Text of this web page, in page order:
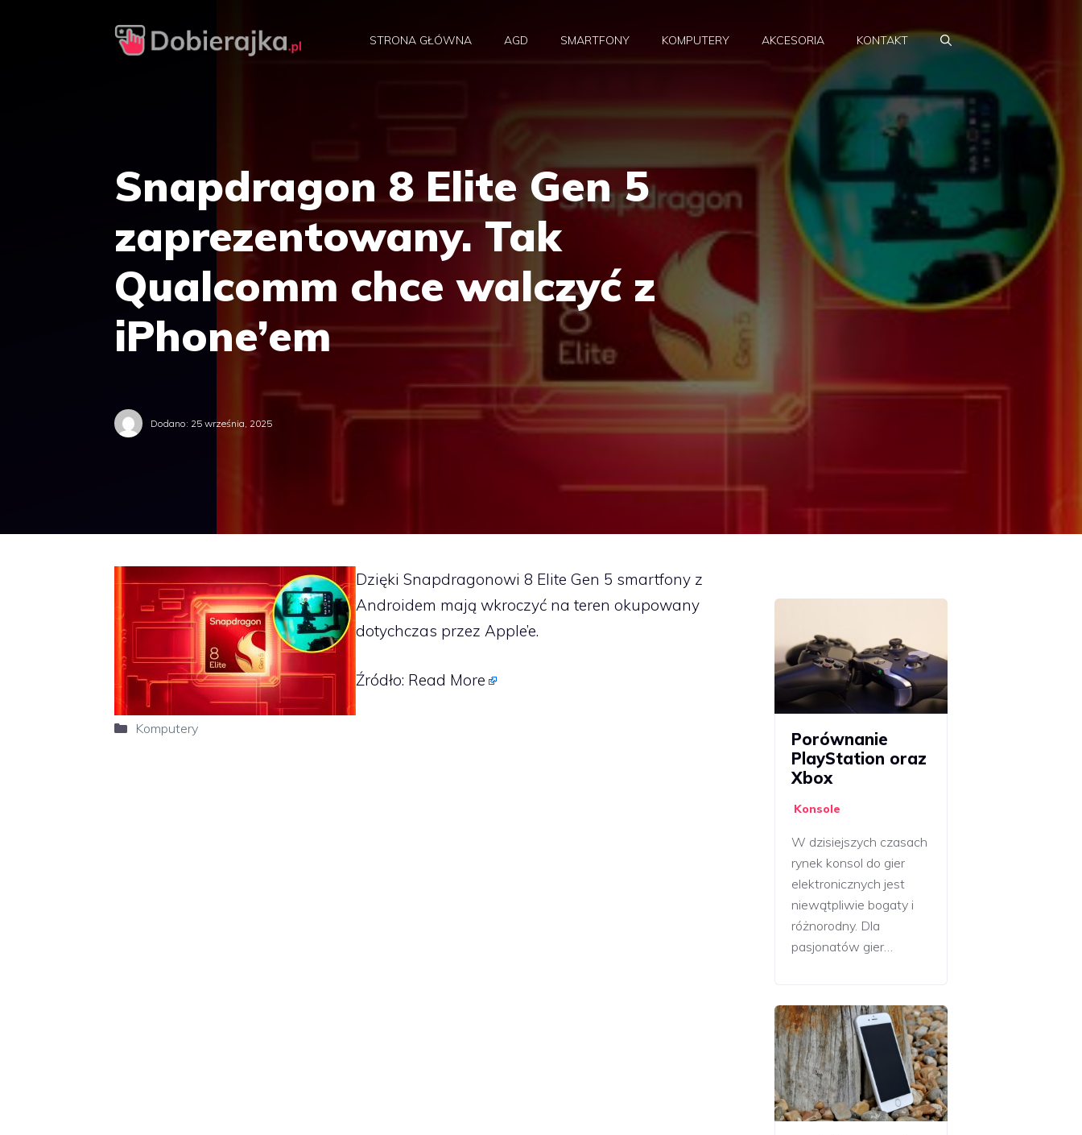
STRONA GŁÓWNA AGD SMARTFONY KOMPUTERY AKCESORIA KONTAKT
Snapdragon 8 Elite Gen 5
zaprezentowany. Tak
Qualcomm chce walczyć z
iPhone’em
Dodano: 25 września, 2025
Dzięki Snapdragonowi 8 Elite Gen 5 smartfony z
Androidem mają wkroczyć na teren okupowany
dotychczas przez Apple’e.
Źródło: Read More
Kategorie
Komputery
Porównanie
PlayStation oraz
Xbox
Konsole
W dzisiejszych czasach
rynek konsol do gier
elektronicznych jest
niewątpliwie bogaty i
różnorodny. Dla
pasjonatów gier…